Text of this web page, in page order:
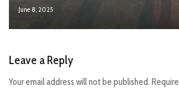
June 8, 2025
Leave a Reply
Your email address will not be published.